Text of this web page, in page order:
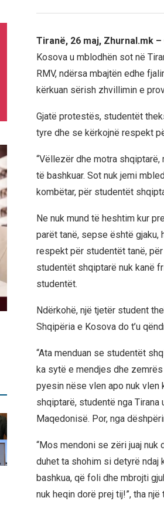
Tiranë, 26 maj, Zhurnal.mk –
Kosova u mblodhën sot në
RMV, ndërsa mbajtën edhe
kërkuan sërish zhvillimin e
Gjatë protestës, studentët
tyre dhe se kërkojnë respekt
“Vëllezër dhe motra
të bashkuar. Sot nuk jemi
kombëtar, për studentët
Ne nuk mund të heshtim kur
parët tanë, sepse është gjaku,
respekt për studentët tanë,
studentët shqiptarë nuk kanë
studentët.
Ndërkohë, një tjetër student
Shqipëria e Kosova do t’u
“Ata menduan se studentët
ka sytë e mendjes dhe
pyesin nëse vlen apo nuk vlen
shqiptarë, studentë nga
Maqedonisë. Por, nga
“Mos mendoni se zëri juaj
duhet ta shohim si detyrë
bashkua, që foli dhe mbrojti
nuk heqin dorë prej tij!”, tha